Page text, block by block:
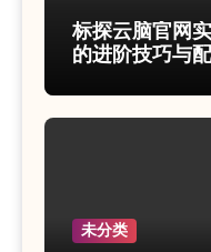
标探云脑官网
的进阶技巧与
未分类